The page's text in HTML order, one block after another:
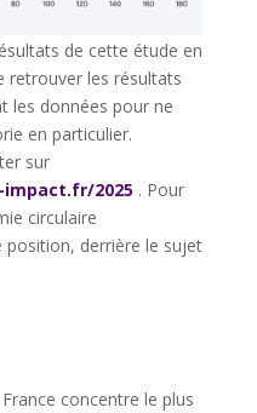
de cette étude en
retrouver les résultats
les données pour ne
en particulier.
sur
2025 . Pour
circulaire
position, derrière le sujet
concentre le plus